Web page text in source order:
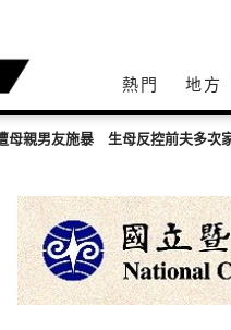
熱門 地方
登場 73隊挑戰穿越賽與無人機足